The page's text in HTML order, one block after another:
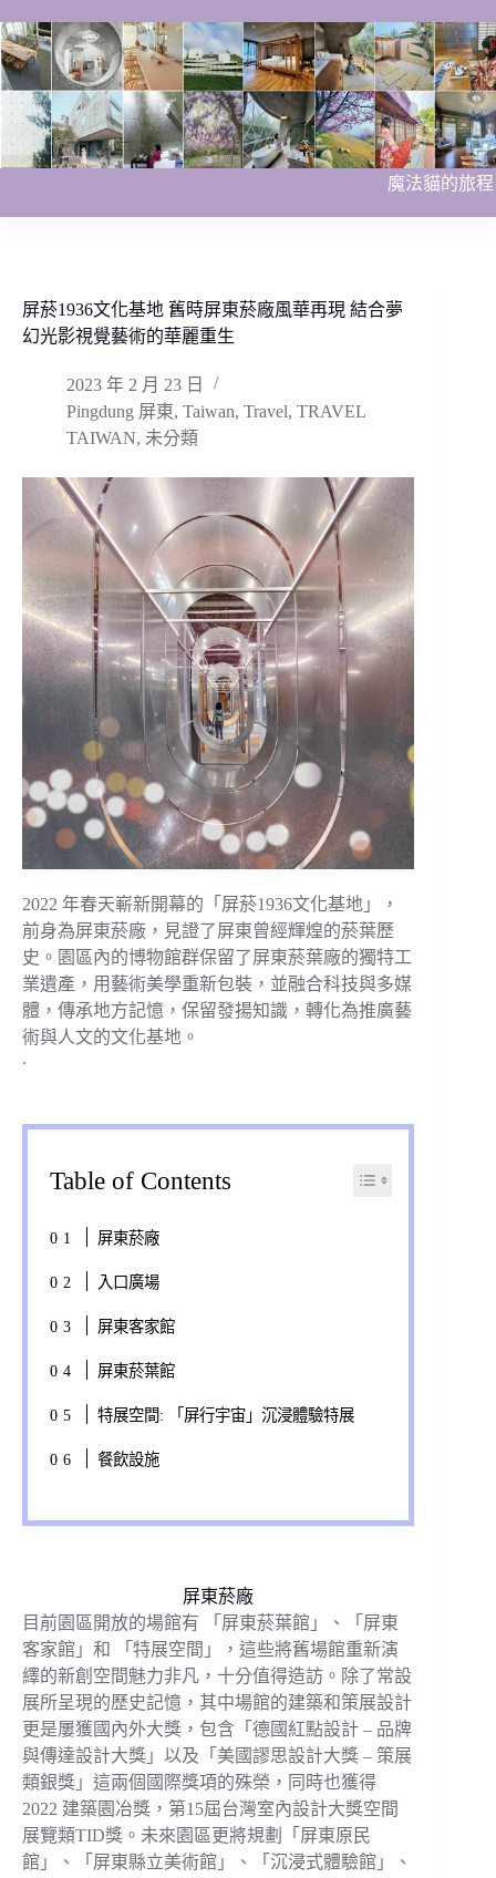
至
主
要
內
容
魔法貓的旅程
屏菸1936文化基地 舊時屏東菸廠風華再現 結合夢
幻光影視覺藝術的華麗重生
2023 年 2 月 23 日
Pingdung 屏東, Taiwan, Travel, TRAVEL
TAIWAN, 未分類
2022 年春天嶄新開幕的「屏菸1936文化基地」，
前身為屏東菸廠，見證了屏東曾經輝煌的菸葉歷
史。園區內的博物館群保留了屏東菸葉廠的獨特工
業遺產，用藝術美學重新包裝，並融合科技與多媒
體，傳承地方記憶，保留發揚知識，轉化為推廣藝
術與人文的文化基地。
.
Table of Contents
屏東菸廠
入口廣場
屏東客家館
屏東菸葉館
特展空間: 「屏行宇宙」沉浸體驗特展
餐飲設施
屏東菸廠
目前園區開放的場館有 「屏東菸葉館」、「屏東
客家館」和 「特展空間」，這些將舊場館重新演
繹的新創空間魅力非凡，十分值得造訪。除了常設
展所呈現的歷史記憶，其中場館的建築和策展設計
更是屢獲國內外大獎，包含「德國紅點設計 – 品牌
與傳達設計大獎」以及「美國謬思設計大獎 – 策展
類銀獎」這兩個國際獎項的殊榮，同時也獲得
2022 建築園冶獎，第15屆台灣室內設計大獎空間
展覽類TID獎。未來園區更將規劃「屏東原民
館」、「屏東縣立美術館」、「沉浸式體驗館」、